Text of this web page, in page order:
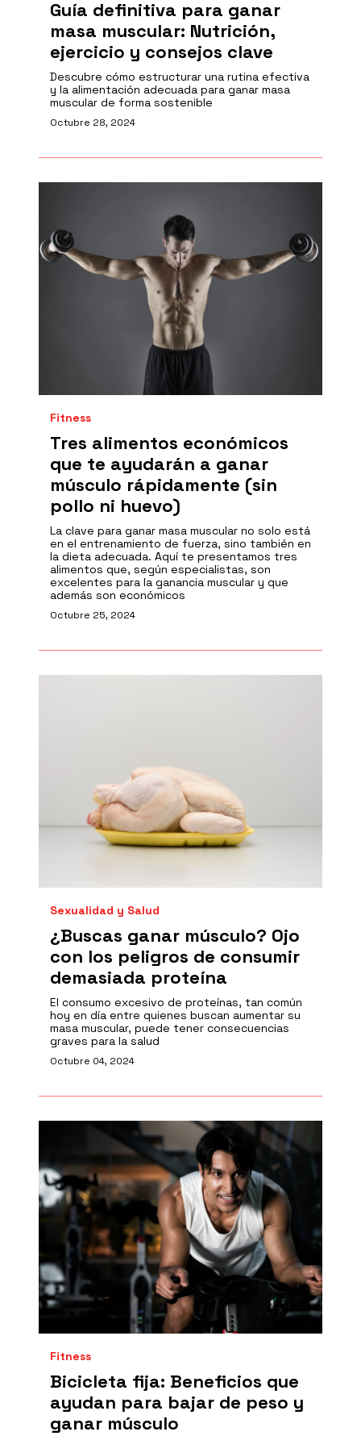
Guía definitiva para ganar
masa muscular: Nutrición,
ejercicio y consejos clave
Descubre cómo estructurar una rutina efectiva
y la alimentación adecuada para ganar masa
muscular de forma sostenible
Octubre 28, 2024
Fitness
Tres alimentos económicos
que te ayudarán a ganar
músculo rápidamente (sin
pollo ni huevo)
La clave para ganar masa muscular no solo está
en el entrenamiento de fuerza, sino también en
la dieta adecuada. Aquí te presentamos tres
alimentos que, según especialistas, son
excelentes para la ganancia muscular y que
además son económicos
Octubre 25, 2024
Sexualidad y Salud
¿Buscas ganar músculo? Ojo
con los peligros de consumir
demasiada proteína
El consumo excesivo de proteínas, tan común
hoy en día entre quienes buscan aumentar su
masa muscular, puede tener consecuencias
graves para la salud
Octubre 04, 2024
Fitness
Bicicleta fija: Beneficios que
ayudan para bajar de peso y
ganar músculo